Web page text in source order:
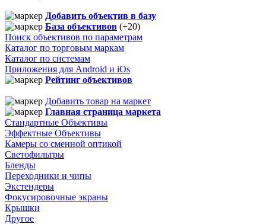
Добавить объектив в базу
База объективов (+20)
Поиск объективов по параметрам
Каталог по торговым маркам
Каталог по системам
Приложения для Android и iOs
Рейтинг объективов
Добавить товар на маркет
Главная страница маркета
Стандартные Объективы
Эффектные Объективы
Камеры со сменной оптикой
Светофильтры
Бленды
Переходники и чипы
Экстендеры
Фокусировочные экраны
Крышки
Другое